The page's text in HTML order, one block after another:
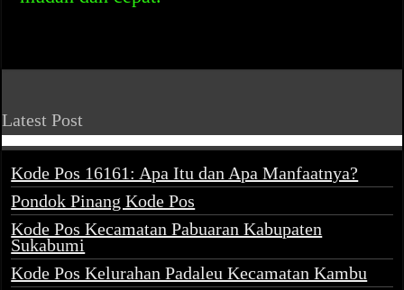
Latest Post
Kode Pos 16161: Apa Itu dan Apa Manfaatnya?
Pondok Pinang Kode Pos
Kode Pos Kecamatan Pabuaran Kabupaten
Sukabumi
Kode Pos Kelurahan Padaleu Kecamatan Kambu